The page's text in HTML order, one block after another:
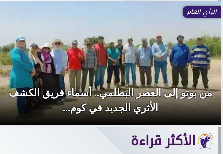
الرأي العام
من بوتو إلى العصر البطلمي.. أسماء فريق الكشف
الأثري الجديد في كوم...
الأكثر قراءة